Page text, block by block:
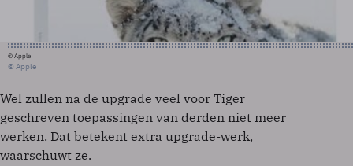
© Apple
© Apple
Wel zullen na de upgrade veel voor Tiger
geschreven toepassingen van derden niet meer
werken. Dat betekent extra upgrade-werk,
waarschuwt ze.